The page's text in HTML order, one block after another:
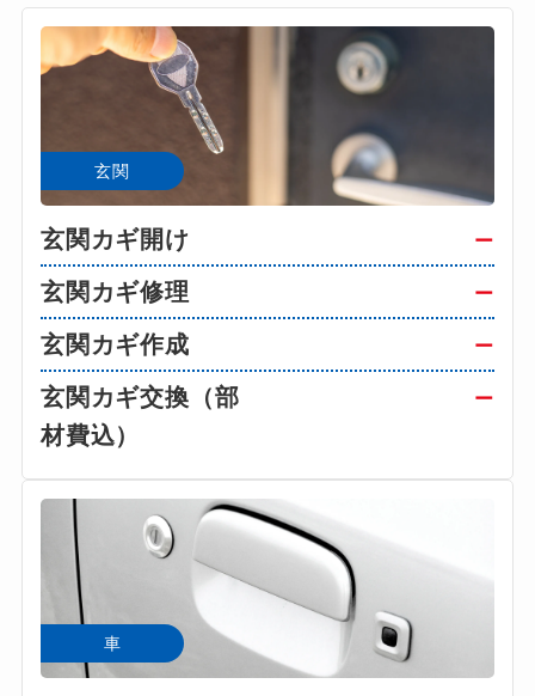
玄関
玄関カギ開け ー
玄関カギ修理 ー
玄関カギ作成 ー
玄関カギ交換（部
材費込）
ー
車